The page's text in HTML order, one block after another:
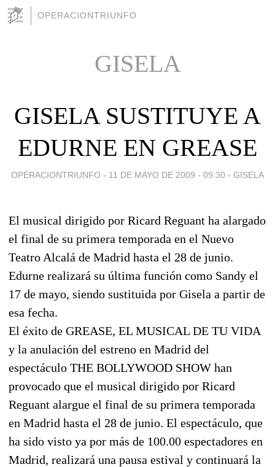
OPERACIONTRIUNFO
GISELA
GISELA SUSTITUYE A
EDURNE EN GREASE
OPERACIONTRIUNFO - 11 DE MAYO DE 2009 - 09:30 - GISELA
El musical dirigido por Ricard Reguant ha alargado
el final de su primera temporada en el Nuevo
Teatro Alcalá de Madrid hasta el 28 de junio.
Edurne realizará su última función como Sandy el
17 de mayo, siendo sustituida por Gisela a partir de
esa fecha.
El éxito de GREASE, EL MUSICAL DE TU VIDA
y la anulación del estreno en Madrid del
espectáculo THE BOLLYWOOD SHOW han
provocado que el musical dirigido por Ricard
Reguant alargue el final de su primera temporada
en Madrid hasta el 28 de junio. El espectáculo, que
ha sido visto ya por más de 100.00 espectadores en
Madrid, realizará una pausa estival y continuará la